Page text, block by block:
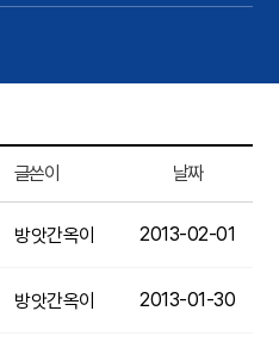
글쓴이 날짜
방앗간옥이 2013-02-01
방앗간옥이 2013-01-30